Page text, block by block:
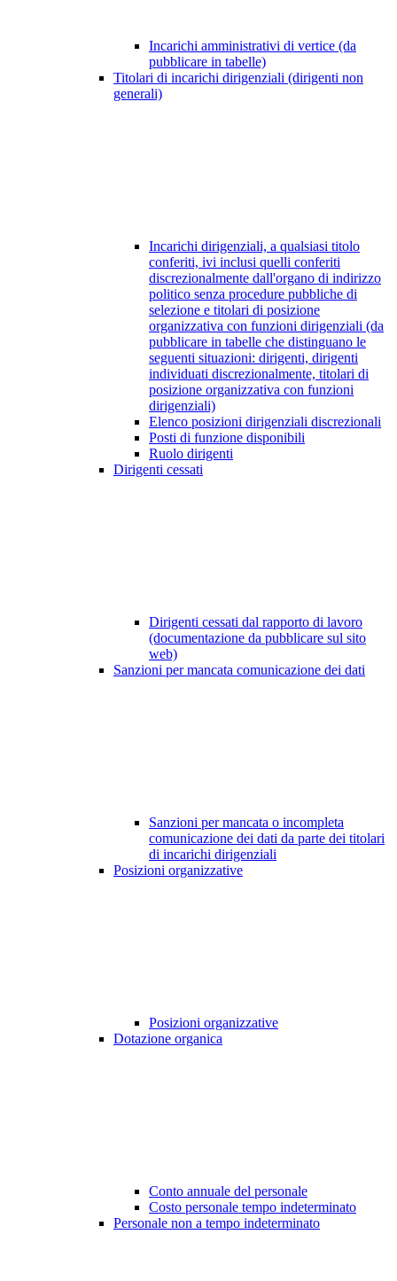
Incarichi amministrativi di vertice (da
pubblicare in tabelle)
Titolari di incarichi dirigenziali (dirigenti non
generali)
Incarichi dirigenziali, a qualsiasi titolo
conferiti, ivi inclusi quelli conferiti
discrezionalmente dall'organo di indirizzo
politico senza procedure pubbliche di
selezione e titolari di posizione
organizzativa con funzioni dirigenziali (da
pubblicare in tabelle che distinguano le
seguenti situazioni: dirigenti, dirigenti
individuati discrezionalmente, titolari di
posizione organizzativa con funzioni
dirigenziali)
Elenco posizioni dirigenziali discrezionali
Posti di funzione disponibili
Ruolo dirigenti
Dirigenti cessati
Dirigenti cessati dal rapporto di lavoro
(documentazione da pubblicare sul sito
web)
Sanzioni per mancata comunicazione dei dati
Sanzioni per mancata o incompleta
comunicazione dei dati da parte dei titolari
di incarichi dirigenziali
Posizioni organizzative
Posizioni organizzative
Dotazione organica
Conto annuale del personale
Costo personale tempo indeterminato
Personale non a tempo indeterminato